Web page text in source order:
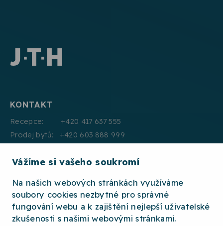
Vážíme si vašeho soukromí
Na našich webových stránkách využíváme
soubory cookies nezbytné pro správné
fungování webu a k zajištění nejlepší uživatelské
zkušenosti s našimi webovými stránkami.
KONTAKT
Recepce: +420 417 637 555
Prodej bytů: +420 603 888 999
E:mail: info@jth.cz
2026 © JTH